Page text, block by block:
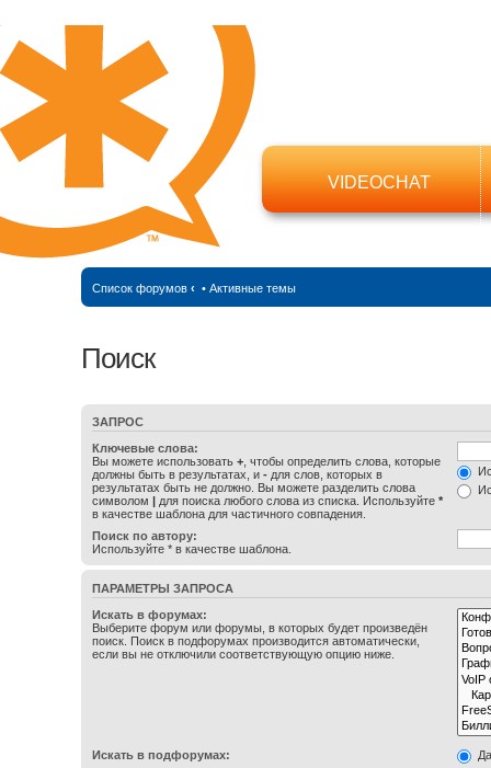
VIDEOCHAT
Список форумов ‹ • Активные темы
Поиск
ЗАПРОС
Ключевые слова:
Вы можете использовать +, чтобы определить слова, которые
должны быть в результатах, и -для слов, которых в
результатах быть не должно. Вы можете разделить слова
символом
для поиска любого слова из списка. Используйте *
в качестве шаблона для частичного совпадения.
Поиск по автору:
Используйте * в качестве шаблона.
ПАРАМЕТРЫ ЗАПРОСА
Искать в форумах:
Выберите форум или форумы, в которых будет произведён
поиск. Поиск в подфорумах производится автоматически,
если вы не отключили соответствующую опцию ниже.
Искать в подфорумах: Да